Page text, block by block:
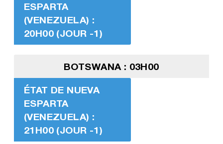
ESPARTA
(VENEZUELA) :
20H00 (JOUR -1)
BOTSWANA : 03H00
ÉTAT DE NUEVA
ESPARTA
(VENEZUELA) :
21H00 (JOUR -1)